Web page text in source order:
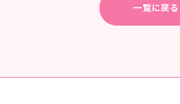
一覧に戻る